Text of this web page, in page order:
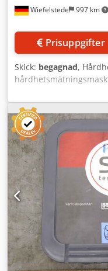
Wiefelstede 997 km
Prisuppgifter
Skick: begagnad,
hårdhetsmätare, slag-
befintligt skick som
Hahn & Kolb: mobil
Ssiterf - Enskilda
355/190/H95 mm - Vikt: